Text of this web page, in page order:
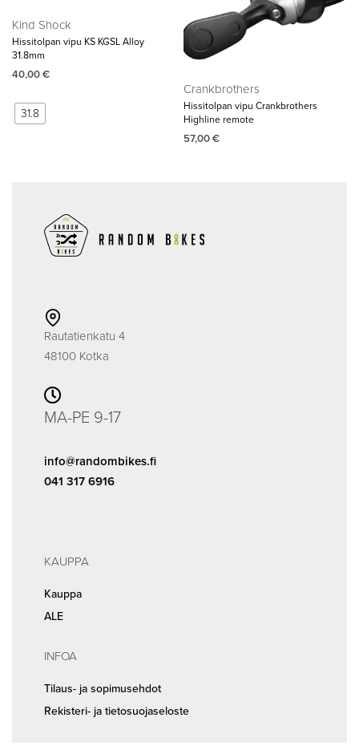
Kind Shock
Hissitolpan vipu KS KGSL Alloy
31.8mm
40,00€
31.8
Crankbrothers
Hissitolpan vipu Crankbrothers
Highline remote
57,00€
Rautatienkatu 4
48100 Kotka
MA-PE 9-17
info@randombikes.fi
041 317 6916
KAUPPA
Kauppa
ALE
INFOA
Tilaus- ja sopimusehdot
Rekisteri- ja tietosuojaseloste